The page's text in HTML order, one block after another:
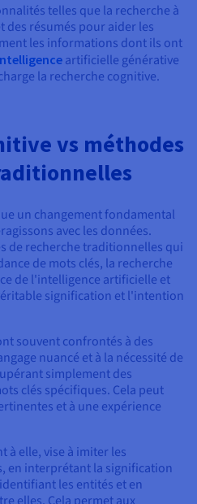
telles que la recherche à
des résumés pour aider les
les informations dont ils ont
artificielle générative
la recherche cognitive.
vs méthodes
un changement fondamental
avec les données.
de recherche traditionnelles qui
de mots clés, la recherche
de l'intelligence artificielle et
signification et l'intention
souvent confrontés à des
nuancé et à la nécessité de
simplement des
clés spécifiques. Cela peut
et à une expérience
à elle, vise à imiter les
en interprétant la signification
les entités et en